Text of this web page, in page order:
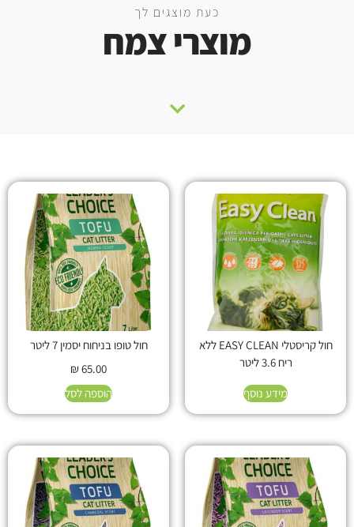
כעת מוצגים לך
מוצרי צמח
חול קריסטלי EASY CLEAN ללא
ריח 3.6 ליטר
מידע נוסף
חול טופו בניחוח יסמין 7 ליטר
₪65.00
הוספה לסל